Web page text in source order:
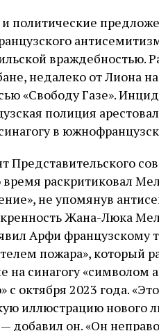
и политические
враждебностью.
недалеко от Лиона
«Свободу Газе».
полиция
в
Представительского
раскритиковал
не упомянув
Жана-Люка
Арфи французскому
пожара», который
на синагогу «символом
с октября 2023 года.
иллюстрацию нового
добавил он. «Он